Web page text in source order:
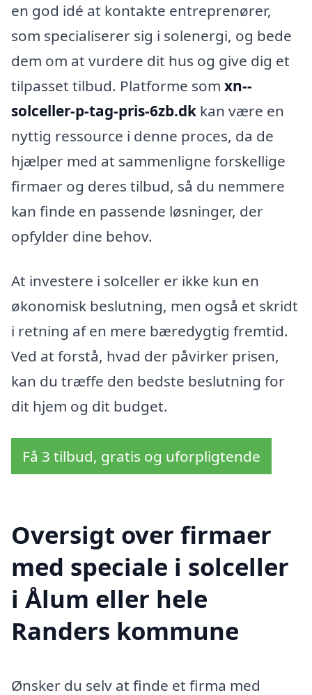
en god idé at kontakte entreprenører,
som specialiserer sig i solenergi, og bede
dem om at vurdere dit hus og give dig et
tilpasset tilbud. Platforme som xn--
solceller-p-tag-pris-6zb.dk kan være en
nyttig ressource i denne proces, da de
hjælper med at sammenligne forskellige
firmaer og deres tilbud, så du nemmere
kan finde en passende løsninger, der
opfylder dine behov.
At investere i solceller er ikke kun en
økonomisk beslutning, men også et skridt
i retning af en mere bæredygtig fremtid.
Ved at forstå, hvad der påvirker prisen,
kan du træffe den bedste beslutning for
dit hjem og dit budget.
Få 3 tilbud, gratis og uforpligtende
Oversigt over firmaer
med speciale i solceller
i Ålum eller hele
Randers kommune
Ønsker du selv at finde et firma med